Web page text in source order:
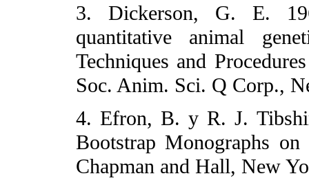
3. Dickerson, G. E.
quantitative animal
Techniques and
Soc. Anim. Sci. Q Corp.,
4. Efron, B. y R. J.
Bootstrap Monographs
Chapman and Hall, New